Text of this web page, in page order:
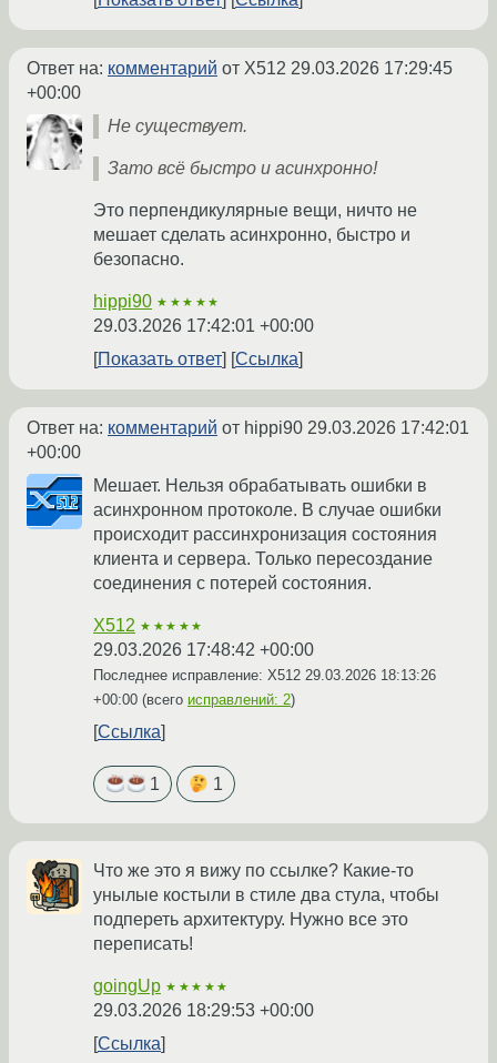
Ответ на: комментарий от X512 29.03.2026 17:29:45
+00:00
Не существует.
Зато всё быстро и асинхронно!
Это перпендикулярные вещи, ничто не
мешает сделать асинхронно, быстро и
безопасно.
hippi90 ★★★★★
29.03.2026 17:42:01 +00:00
Показать ответ
Ссылка
Ответ на: комментарий от hippi90 29.03.2026 17:42:01
+00:00
Мешает. Нельзя обрабатывать ошибки в
асинхронном протоколе. В случае ошибки
происходит рассинхронизация состояния
клиента и сервера. Только пересоздание
соединения с потерей состояния.
X512 ★★★★★
29.03.2026 17:48:42 +00:00
Последнее исправление: X512 29.03.2026 18:13:26
+00:00 (всего исправлений: 2)
Ссылка
1 1
Что же это я вижу по ссылке? Какие-то
унылые костыли в стиле два стула, чтобы
подпереть архитектуру. Нужно все это
переписать!
goingUp ★★★★★
29.03.2026 18:29:53 +00:00
Ссылка